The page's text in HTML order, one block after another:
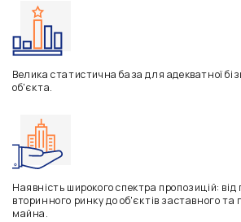
Велика статистична база для адекватної
об'єкта.
Наявність широкого спектра пропозицій: від
вторинного ринку до об'єктів заставного та
майна.